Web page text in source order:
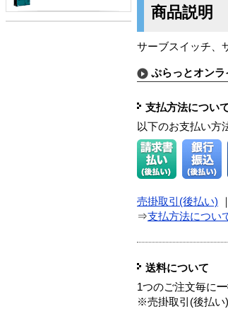
商品説明
サーブスイッチ、
ぷらっとオン
支払方法につい
以下のお支払い方
売掛取引(後払い)
⇒支払方法につい
送料について
1つのご注文毎に
※売掛取引(後払い